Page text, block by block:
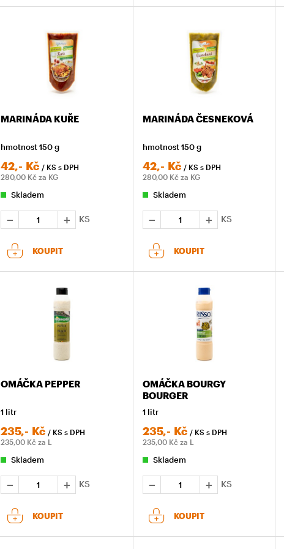
MARINÁDA KUŘE
hmotnost 150 g
42,- Kč / KSs DPH
280,00 Kč za KG
Skladem
KS
KOUPIT
MARINÁDA ČESNEKOVÁ
hmotnost 150 g
42,- Kč / KSs DPH
280,00 Kč za KG
Skladem
KS
KOUPIT
OMÁČKA PEPPER
1 litr
235,- Kč / KSs DPH
235,00 Kč za L
Skladem
KS
KOUPIT
OMÁČKA BOURGY
BOURGER
1 litr
235,- Kč / KSs DPH
235,00 Kč za L
Skladem
KS
KOUPIT